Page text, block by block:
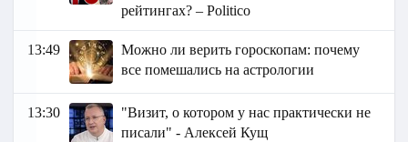
рейтингах? – Politico
13:49
Можно ли верить гороскопам: почему
все помешались на астрологии
13:30
"Визит, о котором у нас практически не
писали" - Алексей Кущ